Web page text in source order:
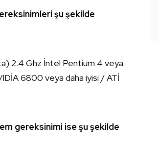
şu şekilde
2.4 Ghz İntel Pentium 4 veya
6800 veya daha iyisi / ATİ
gereksinimi ise şu şekilde